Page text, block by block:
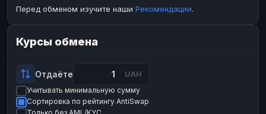
Payoneer USD
ЮMoney RUB
Payoneer
ЮMoney
БАЛАНСЫ КРИПТОБИРЖ
Binance
Перед обменом изучите наши Рекомендации.
Курсы обмена
Отдаёте UAH
Учитывать минимальную сумму
Сортировка по рейтингу AntiSwap